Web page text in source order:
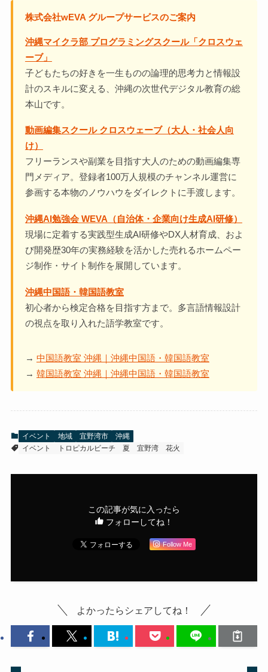
株式会社wEVA グループサービスのご案内
沖縄マイクラ部 プログラミングスクール「クロスウェ
ーブ」
子どもたちの好きを一生ものの論理的思考力と情報設
計のスキルに変える、沖縄の次世代デジタル教育の総
本山です。
動画編集スクール クロスウェーブ（大人・社会人向
け）
フリーランスや副業を目指す大人のための動画編集専
門メディア。登録者100万人規模のチャンネル運営に
参画する本物のノウハウをダイレクトに手渡します。
沖縄AI勉強会 WEVA（自治体・企業向け生成AI研修）
現場に定着する実践型生成AI研修やDX人材育成、およ
び開発歴30年の実務経験を活かした売れるホームペー
ジ制作・サイト制作を展開しています。
沖縄中国語・韓国語教室
初心者から検定合格を目指す方まで。多言語情報設計
の視点を取り入れた語学教室です。
→ 中国語教室 沖縄｜沖縄中国語・韓国語教室
→ 韓国語教室 沖縄｜沖縄中国語・韓国語教室
イベント 地域 宜野湾市
沖縄
イベント
トロピカルビーチ 夏 宜野湾 花火
この記事が気に入ったら
フォローしてね！
Follow Me
よかったらシェアしてね！